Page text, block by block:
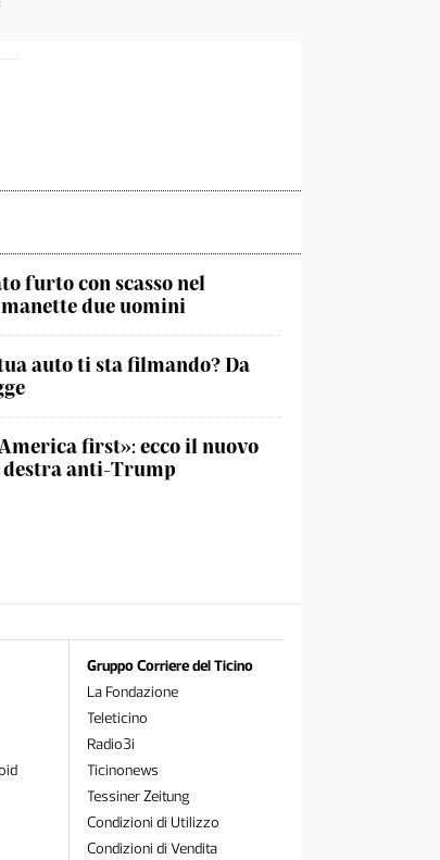
furto con scasso nel
due uomini
auto ti sta filmando? Da
first»: ecco il nuovo
anti-Trump
Gruppo Corriere del Ticino
La Fondazione
Teleticino
Radio3i
Ticinonews
Tessiner Zeitung
Condizioni di Utilizzo
Condizioni di Vendita